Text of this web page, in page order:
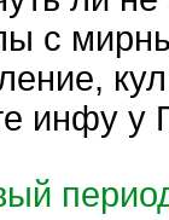
с
инфу у